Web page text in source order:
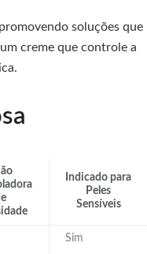
soluções que
creme que controle a
Indicado para
Peles
Sensíveis
Sim